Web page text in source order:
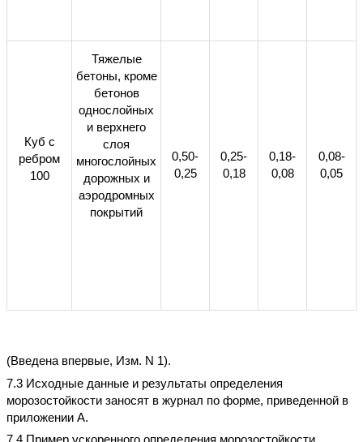
Куб с
ребром
100
Тяжелые
бетоны, кроме
бетонов
однослойных
и верхнего
слоя
многослойных
дорожных и
аэродромных
покрытий
0,50-
0,25
0,25-
0,18
0,18-
0,08
0,08-
0,05
(Введена впервые, Изм. N 1).
7.3 Исходные данные и результаты определения
морозостойкости заносят в журнал по форме, приведенной в
приложении А.
7.4 Пример ускоренного определения морозостойкости